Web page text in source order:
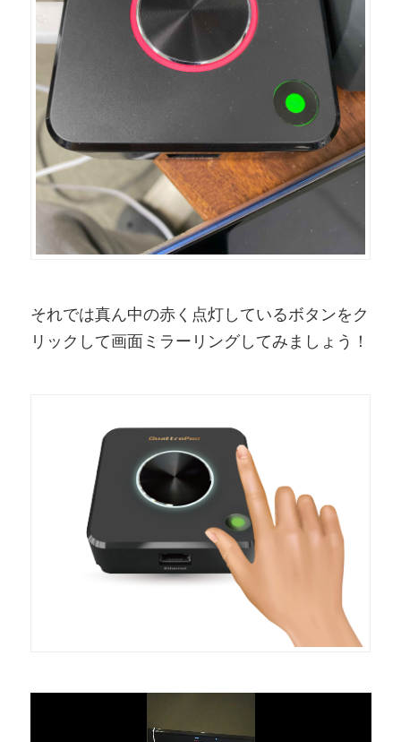
それでは真ん中の赤く点灯しているボタンをク
リックして画面ミラーリングしてみましょう！